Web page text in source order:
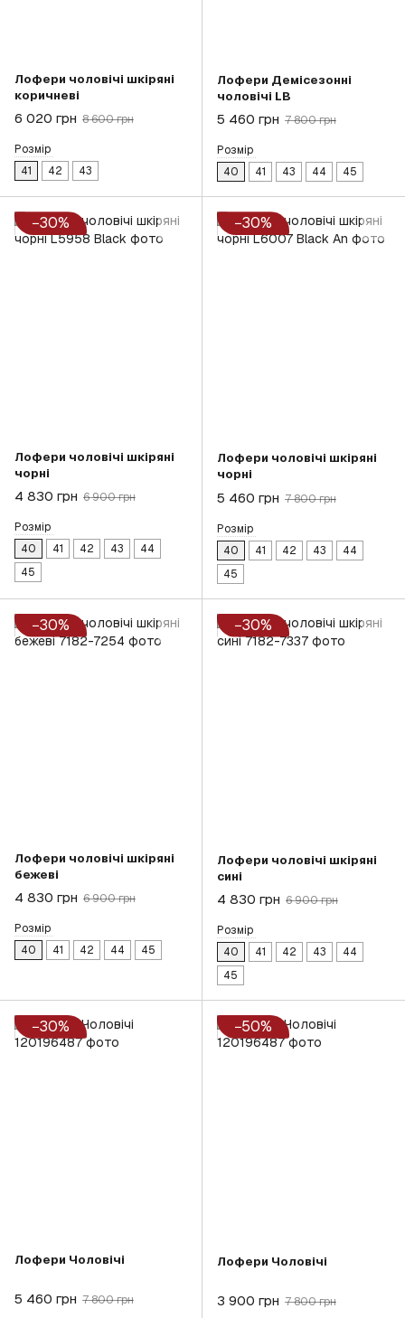
Лофери чоловічі шкіряні
коричневі
6 020 грн 8 600 грн
Розмір
41
42 43
Лофери Демісезонні
чоловічі LB
5 460 грн 7 800 грн
Розмір
40
41 43 44 45
−30%
Лофери чоловічі шкіряні
чорні
4 830 грн 6 900 грн
Розмір
40
41 42 43
44
45
−30%
Лофери чоловічі шкіряні
чорні
5 460 грн 7 800 грн
Розмір
40
41 42 43
44
45
−30%
Лофери чоловічі шкіряні
бежеві
4 830 грн 6 900 грн
Розмір
40
41 42 44 45
−30%
Лофери чоловічі шкіряні
сині
4 830 грн 6 900 грн
Розмір
40
41 42 43
44
45
−30%
Лофери Чоловічі
5 460 грн 7 800 грн
−50%
Лофери Чоловічі
3 900 грн 7 800 грн